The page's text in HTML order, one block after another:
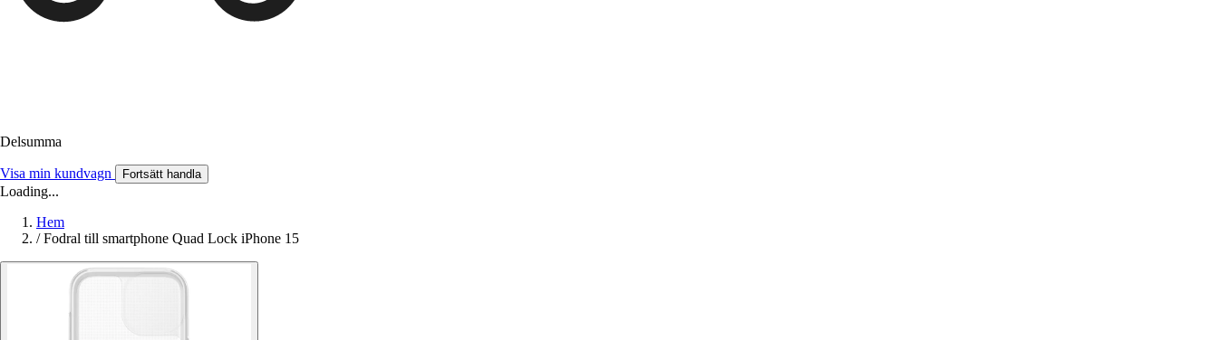
Delsumma
Visa min kundvagn Fortsätt handla
Loading...
Hem
/ Fodral till smartphone Quad Lock iPhone 15